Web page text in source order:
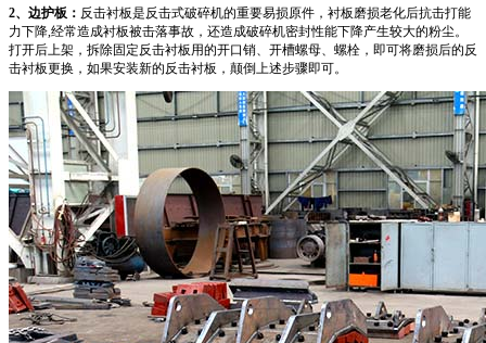
2、边护板： 反击衬板是反击式破碎机的重要易损原件，衬板磨损老化后抗击打能
力下降,经常造成衬板被击落事故，还造成破碎机密封性能下降产生较大的粉尘。
打开后上架，拆除固定反击衬板用的开口销、开槽螺母、螺栓，即可将磨损后的反
击衬板更换，如果安装新的反击衬板，颠倒上述步骤即可。